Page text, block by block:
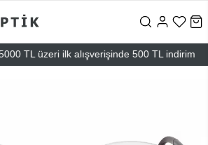
TL üzeri ilk alışverişinde 500 TL indirim